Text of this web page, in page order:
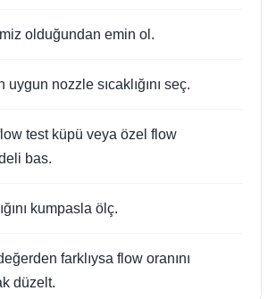
olduğundan emin ol.
nozzle sıcaklığını seç.
test küpü veya özel flow
bas.
kumpasla ölç.
farklıysa flow oranını
düzelt.